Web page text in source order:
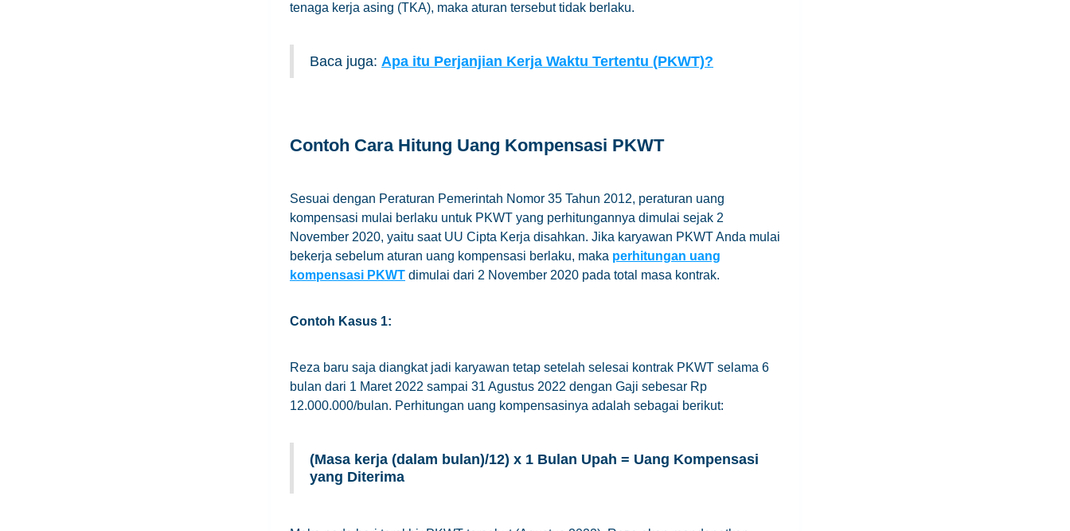
tenaga kerja asing (TKA), maka aturan tersebut tidak berlaku.
Baca juga: Apa itu Perjanjian Kerja Waktu Tertentu (PKWT)?
Contoh Cara Hitung Uang Kompensasi PKWT
Sesuai dengan Peraturan Pemerintah Nomor 35 Tahun 2012, peraturan uang
kompensasi mulai berlaku untuk PKWT yang perhitungannya dimulai sejak 2
November 2020, yaitu saat UU Cipta Kerja disahkan. Jika karyawan PKWT Anda mulai
bekerja sebelum aturan uang kompensasi berlaku, maka perhitungan uang
kompensasi PKWT dimulai dari 2 November 2020 pada total masa kontrak.
Contoh Kasus 1:
Reza baru saja diangkat jadi karyawan tetap setelah selesai kontrak PKWT selama 6
bulan dari 1 Maret 2022 sampai 31 Agustus 2022 dengan Gaji sebesar Rp
12.000.000/bulan. Perhitungan uang kompensasinya adalah sebagai berikut:
(Masa kerja (dalam bulan)/12) x 1 Bulan Upah = Uang Kompensasi
yang Diterima